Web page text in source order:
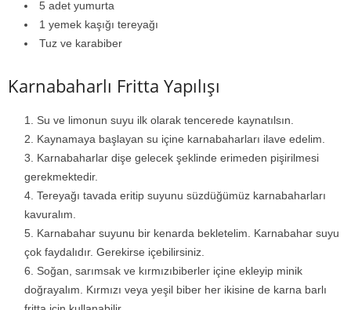
5 adet yumurta
1 yemek kaşığı tereyağı
Tuz ve karabiber
Karnabaharlı Fritta Yapılışı
Su ve limonun suyu ilk olarak tencerede kaynatılsın.
Kaynamaya başlayan su içine karnabaharları ilave edelim.
Karnabaharlar dişe gelecek şeklinde erimeden pişirilmesi
gerekmektedir.
Tereyağı tavada eritip suyunu süzdüğümüz karnabaharları
kavuralım.
Karnabahar suyunu bir kenarda bekletelim. Karnabahar suyu
çok faydalıdır. Gerekirse içebilirsiniz.
Soğan, sarımsak ve kırmızıbiberler içine ekleyip minik
doğrayalım. Kırmızı veya yeşil biber her ikisine de karna barlı